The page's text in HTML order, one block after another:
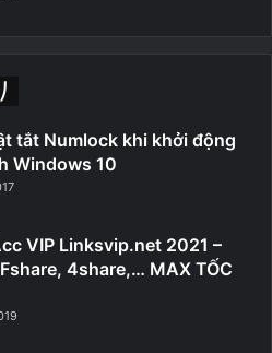
tắt Numlock khi khởi động
Windows 10
VIP Linksvip.net 2021 –
4share,… MAX TỐC